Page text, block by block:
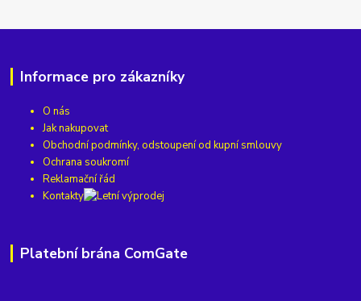
Informace pro zákazníky
O nás
Jak nakupovat
Obchodní podmínky, odstoupení od kupní smlouvy
Ochrana soukromí
Reklamační řád
Kontakty
Platební brána ComGate